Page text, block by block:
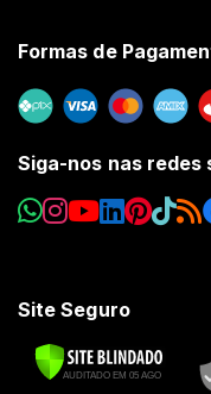
Formas de
Siga-nos nas redes
Site Seguro